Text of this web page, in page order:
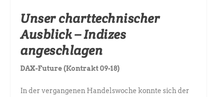
Unser charttechnischer
Ausblick – Indizes
angeschlagen
DAX-Future (Kontrakt 09-18)
In der vergangenen Handelswoche konnte sich der